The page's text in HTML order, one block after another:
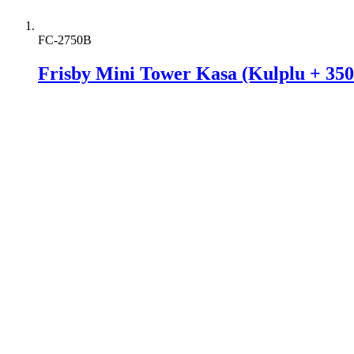
FC-2750B
Frisby Mini Tower Kasa (Kulplu +